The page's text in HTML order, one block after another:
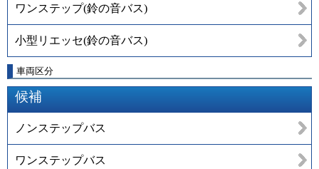
ワンステップ(鈴の音バス)
小型リエッセ(鈴の音バス)
車両区分
候補
ノンステップバス
ワンステップバス